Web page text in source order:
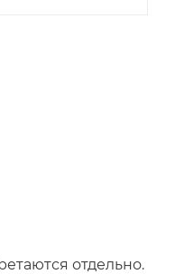
отдельно.